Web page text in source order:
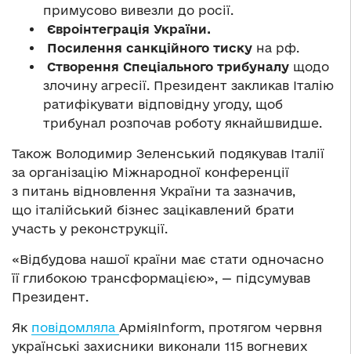
примусово вивезли до росії.
Євроінтеграція України.
Посилення санкційного тиску на рф.
Створення Спеціального трибуналу щодо
злочину агресії. Президент закликав Італію
ратифікувати відповідну угоду, щоб
трибунал розпочав роботу якнайшвидше.
Також Володимир Зеленський подякував Італії
за організацію Міжнародної конференції
з питань відновлення України та зазначив,
що італійський бізнес зацікавлений брати
участь у реконструкції.
«Відбудова нашої країни має стати одночасно
її глибокою трансформацією», — підсумував
Президент.
Як повідомляла АрміяInform, протягом червня
українські захисники виконали 115 вогневих